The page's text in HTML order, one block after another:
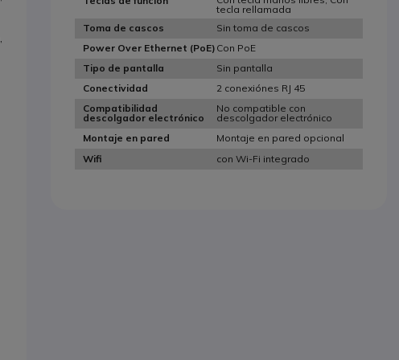
tecla rellamada
Toma de cascos
Sin toma de cascos
Power Over Ethernet (PoE) Con PoE
Tipo de pantalla
Sin pantalla
Conectividad
2 conexiónes RJ 45
Compatibilidad
descolgador electrónico
No compatible con
descolgador electrónico
Montaje en pared
Montaje en pared opcional
Wifi
con Wi-Fi integrado